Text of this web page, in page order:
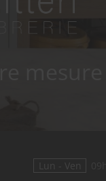
mesure
Lun - Ven